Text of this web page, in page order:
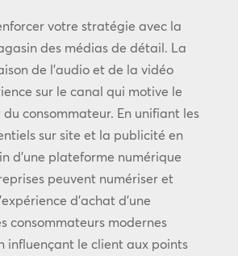
votre stratégie avec la
des médias de détail. La
de l’audio et de la vidéo
sur le canal qui motive le
consommateur. En unifiant les
sur site et la publicité en
d’une plateforme numérique
peuvent numériser et
d’achat d’une
consommateurs modernes
influençant le client aux points